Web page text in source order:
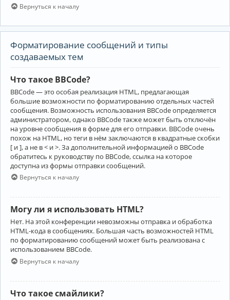
Вернуться к началу
Форматирование сообщений и типы
создаваемых тем
Что такое BBCode?
BBCode — это особая реализация HTML, предлагающая
большие возможности по форматированию отдельных частей
сообщения. Возможность использования BBCode определяется
администратором, однако BBCode также может быть отключён
на уровне сообщения в форме для его отправки. BBCode очень
похож на HTML, но теги в нём заключаются в квадратные скобки
[ и ], а не в < и >. За дополнительной информацией о BBCode
обратитесь к руководству по BBCode, ссылка на которое
доступна из формы отправки сообщений.
Вернуться к началу
Могу ли я использовать HTML?
Нет. На этой конференции невозможны отправка и обработка
HTML-кода в сообщениях. Большая часть возможностей HTML
по форматированию сообщений может быть реализована с
использованием BBCode.
Вернуться к началу
Что такое смайлики?